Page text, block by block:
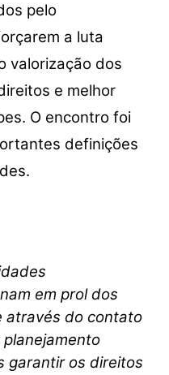
pelo
a luta
valorização dos
e melhor
O encontro foi
definições
em prol dos
através do contato
garantir os direitos